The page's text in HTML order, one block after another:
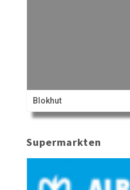
Blokhut
Supermarkten